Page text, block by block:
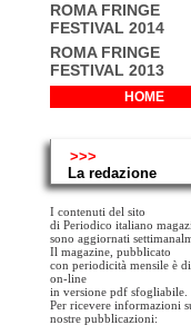
ROMA FRINGE
FESTIVAL 2014
ROMA FRINGE
FESTIVAL 2013
HOME
>>>
La redazione
I contenuti del sito
di Periodico italiano
sono aggiornati
Il magazine, pubblicato
con periodicità mensile è
on-line
in versione pdf sfogliabile.
Per ricevere informazioni
nostre pubblicazioni: